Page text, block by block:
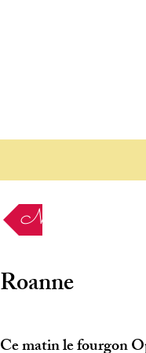
Nos étapes
Roanne
Ce matin le fourgon